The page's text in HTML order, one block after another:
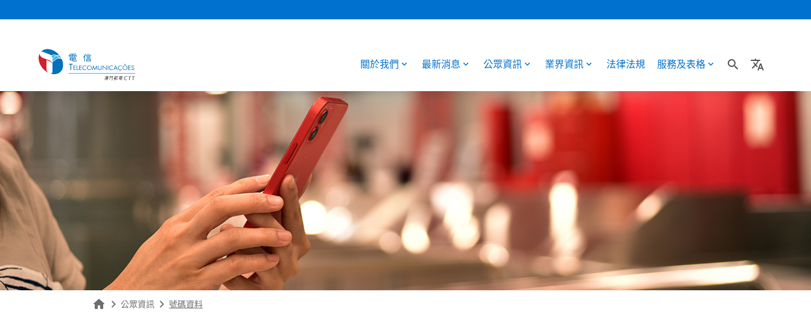
search translate
關於我們 最新消息 公眾資訊 業界資訊 法律法規 服務及表格
home 公眾資訊 號碼資料